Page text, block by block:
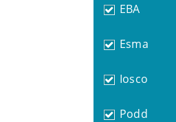
EBA
Esma
Iosco
Podd